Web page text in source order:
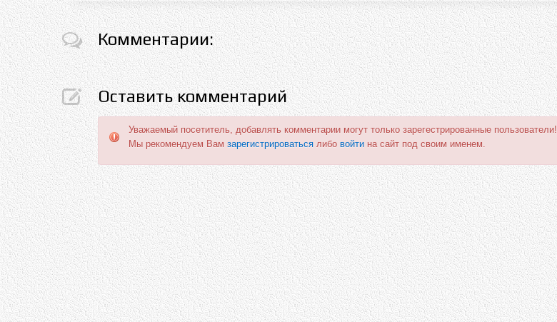
Комментарии:
Оставить комментарий
Уважаемый посетитель, добавлять комментарии могут только зарегестрированные пользователи!
Мы рекомендуем Вам зарегистрироваться либо войти на сайт под своим именем.